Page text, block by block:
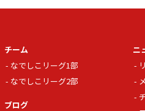
チーム
なでしこリーグ1部
なでしこリーグ2部
ブログ
ニ